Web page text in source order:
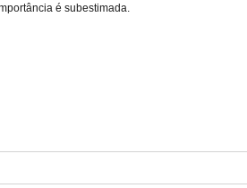
é subestimada.